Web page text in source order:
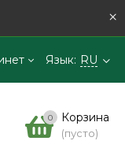
×
Язык: RU
0 Корзина
(пусто)